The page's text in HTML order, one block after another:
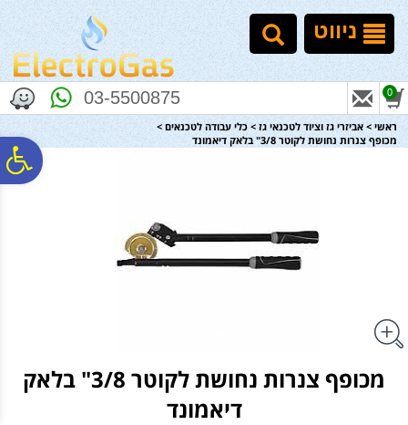
נגישות
אתר
המרכזי
ניווט
03-5500875 0
ראשי > אביזרי גז וציוד לטכנאי גז > כלי עבודה לטכנאים >
מכופף צנרות נחושת לקוטר 3/8" בלאק דיאמונד
מכופף צנרות נחושת לקוטר 3/8" בלאק
דיאמונד